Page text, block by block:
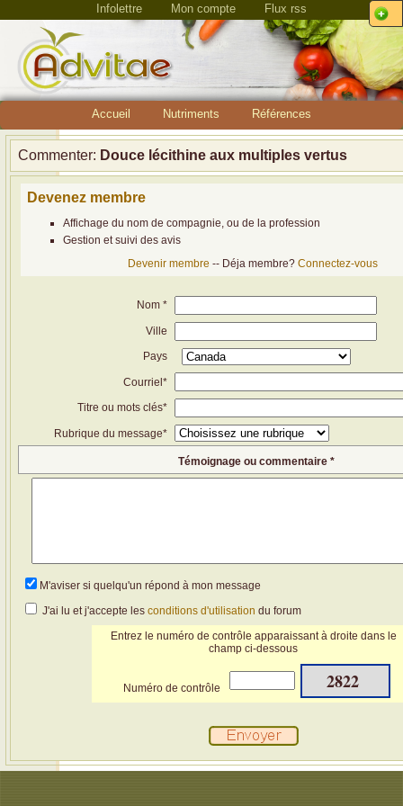
Infolettre Mon compte Flux rss
Accueil Nutriments Références
Commenter: Douce lécithine aux multiples vertus
Devenez membre
Affichage du nom de compagnie, ou de la profession
Gestion et suivi des avis
Devenir membre -- Déja membre?Connectez-vous
Nom *
Ville
Pays
Courriel*
Titre ou mots clés*
Rubrique du message*
Témoignage ou commentaire *
M'aviser si quelqu'un répond à mon message
J'ai lu et j'accepte les conditions d'utilisation du forum
Entrez le numéro de contrôle apparaissant à droite dans le
champ ci-dessous
Numéro de contrôle 2822